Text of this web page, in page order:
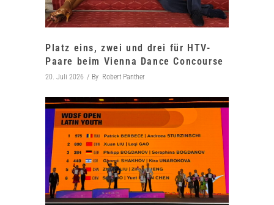
Platz eins, zwei und drei für HTV-
Paare beim Vienna Dance Concourse
20. Juli 2026 By Robert Panther